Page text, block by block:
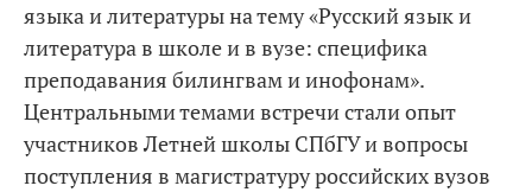
языка и литературы на тему «Русский язык и
литература в школе и в вузе: специфика
преподавания билингвам и инофонам».
Центральными темами встречи стали опыт
участников Летней школы СПбГУ и вопросы
поступления в магистратуру российских вузов